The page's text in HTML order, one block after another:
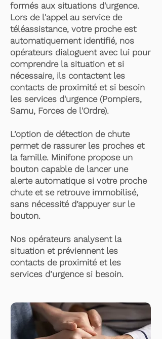
formés aux situations d'urgence.
Lors de l'appel au service de
téléassistance, votre proche est
automatiquement identifié, nos
opérateurs dialoguent avec lui pour
comprendre la situation et si
nécessaire, ils contactent les
contacts de proximité et si besoin
les services d'urgence (Pompiers,
Samu, Forces de l'Ordre).
L’option de détection de chute
permet de rassurer les proches et
la famille. Minifone propose un
bouton capable de lancer une
alerte automatique si votre proche
chute et se retrouve immobilisé,
sans nécessité d’appuyer sur le
bouton.
Nos opérateurs analysent la
situation et préviennent les
contacts de proximité et les
services d’urgence si besoin.